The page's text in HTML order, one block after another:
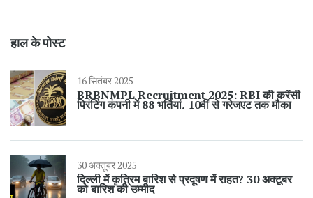
हाल के पोस्ट
16 सितंबर 2025
BRBNMPL Recruitment 2025: RBI की करेंसी
प्रिंटिंग कंपनी में 88 भर्तियां, 10वीं से ग्रेजुएट तक मौका
30 अक्तूबर 2025
दिल्ली में कृत्रिम बारिश से प्रदूषण में राहत? 30 अक्टूबर
को बारिश की उम्मीद